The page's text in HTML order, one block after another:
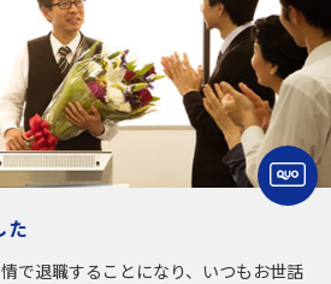
た
で退職することになり、いつもお世話